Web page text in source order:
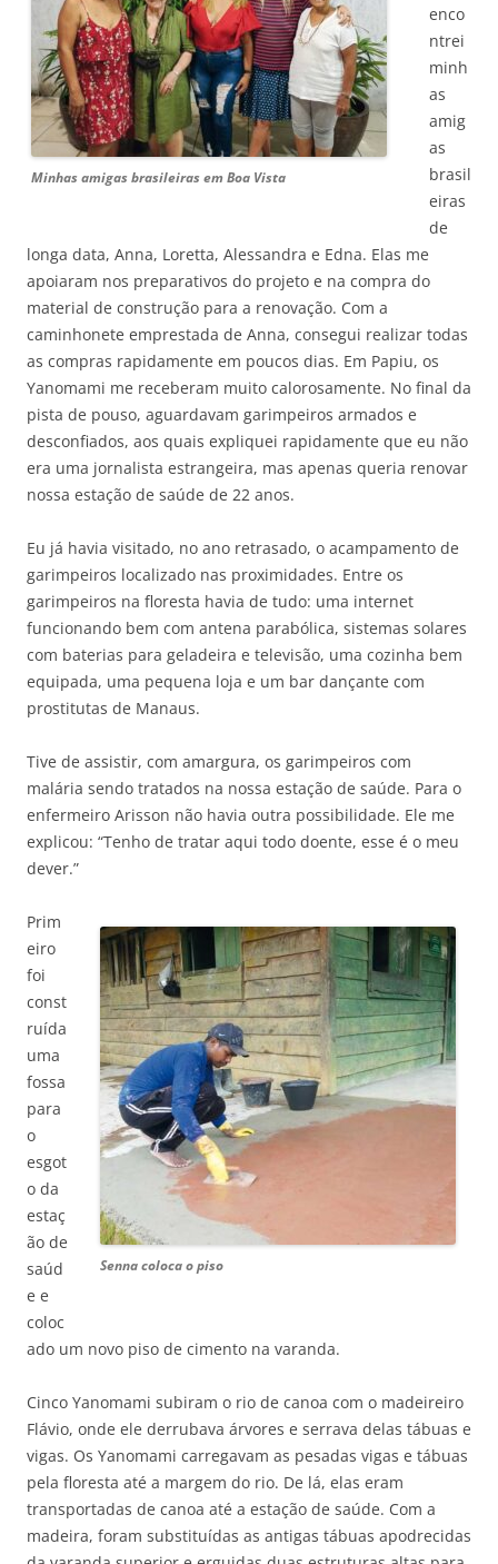
Minhas amigas brasileiras em Boa Vista
enco
ntrei
minh
as
amig
as
brasil
eiras
de
longa data, Anna, Loretta, Alessandra e Edna. Elas me
apoiaram nos preparativos do projeto e na compra do
material de construção para a renovação. Com a
caminhonete emprestada de Anna, consegui realizar todas
as compras rapidamente em poucos dias. Em Papiu, os
Yanomami me receberam muito calorosamente. No final da
pista de pouso, aguardavam garimpeiros armados e
desconfiados, aos quais expliquei rapidamente que eu não
era uma jornalista estrangeira, mas apenas queria renovar
nossa estação de saúde de 22 anos.
Eu já havia visitado, no ano retrasado, o acampamento de
garimpeiros localizado nas proximidades. Entre os
garimpeiros na floresta havia de tudo: uma internet
funcionando bem com antena parabólica, sistemas solares
com baterias para geladeira e televisão, uma cozinha bem
equipada, uma pequena loja e um bar dançante com
prostitutas de Manaus.
Tive de assistir, com amargura, os garimpeiros com
malária sendo tratados na nossa estação de saúde. Para o
enfermeiro Arisson não havia outra possibilidade. Ele me
explicou: “Tenho de tratar aqui todo doente, esse é o meu
dever.”
Senna coloca o piso
Prim
eiro
foi
const
ruída
uma
fossa
para
o
esgot
o da
estaç
ão de
saúd
e e
coloc
ado um novo piso de cimento na varanda.
Cinco Yanomami subiram o rio de canoa com o madeireiro
Flávio, onde ele derrubava árvores e serrava delas tábuas e
vigas. Os Yanomami carregavam as pesadas vigas e tábuas
pela floresta até a margem do rio. De lá, elas eram
transportadas de canoa até a estação de saúde. Com a
madeira, foram substituídas as antigas tábuas apodrecidas